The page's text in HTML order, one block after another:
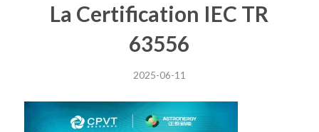
La Certification IEC TR
63556
2025-06-11